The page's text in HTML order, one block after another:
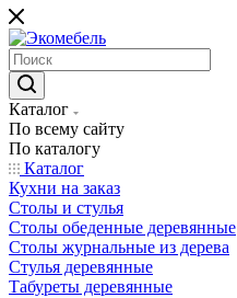
Каталог
По всему сайту
По каталогу
Каталог
Кухни на заказ
Столы и стулья
Столы обеденные деревянные
Столы журнальные из дерева
Стулья деревянные
Табуреты деревянные